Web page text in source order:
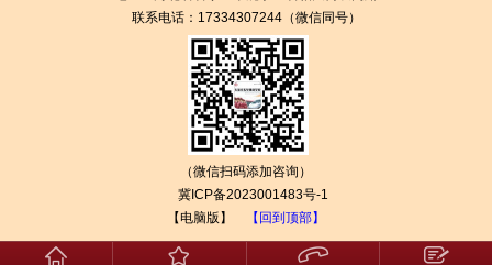
联系电话：17334307244（微信同号）
（微信扫码添加咨询）
冀ICP备2023001483号-1
【电脑版】
【回到顶部】